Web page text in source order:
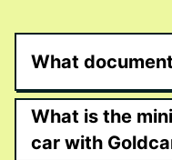
What
What is the
car with